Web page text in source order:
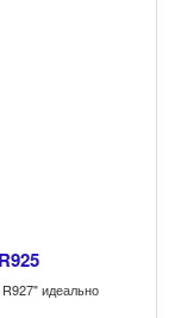
идеально